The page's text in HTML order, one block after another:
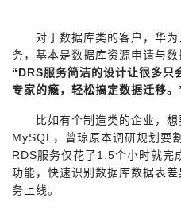
对于数据库类的客户，华
务，基本是数据库资源申请与数
“DRS服务简洁的设计让很多只
专家的瘾，轻松搞定数据迁移。
比如有个制造类的企业，
MySQL，曾琼原本调研规划要
RDS服务仅花了1.5个小时就完
功能，快速识别数据库数据表
务上线。